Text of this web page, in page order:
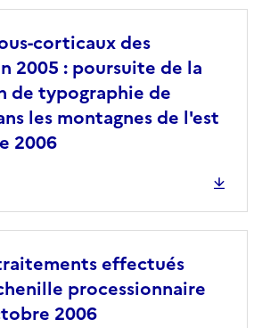
corticaux des
2005 : poursuite de la
de typographie de
les montagnes de l'est
2006
effectués
processionnaire
2006